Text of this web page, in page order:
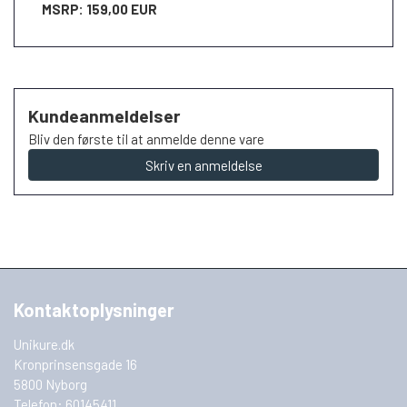
MSRP: 159,00 EUR
Kundeanmeldelser
Bliv den første til at anmelde denne vare
Skriv en anmeldelse
Kontaktoplysninger
Unikure.dk
Kronprinsensgade 16
5800 Nyborg